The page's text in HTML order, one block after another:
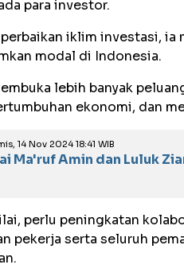
para investor.
perbaikan iklim investasi,
modal di Indonesia.
lebih banyak
ekonomi, dan
14 Nov 2024 18:41 WIB
Ma'ruf Amin dan Luluk
perlu peningkatan
pekerja serta seluruh